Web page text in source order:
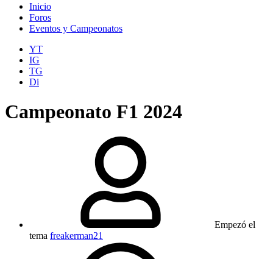
Inicio
Foros
Eventos y Campeonatos
YT
IG
TG
Di
Campeonato F1 2024
Empezó el
tema freakerman21